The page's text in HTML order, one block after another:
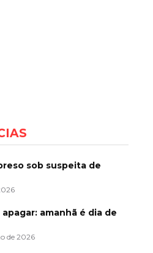
sob suspeita de
amanhã é dia de
de 2026